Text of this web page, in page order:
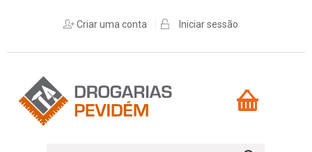
Criar uma conta Iniciar sessão